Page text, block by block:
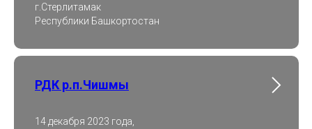
г.Стерлитамак
Республики Башкортостан
РДК р.п.Чишмы
14 декабря 2023 года,